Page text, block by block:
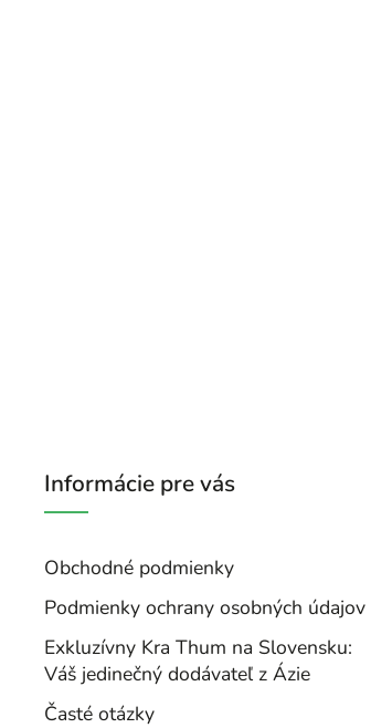
Informácie pre vás
Obchodné podmienky
Podmienky ochrany osobných údajov
Exkluzívny Kra Thum na Slovensku:
Váš jedinečný dodávateľ z Ázie
Časté otázky